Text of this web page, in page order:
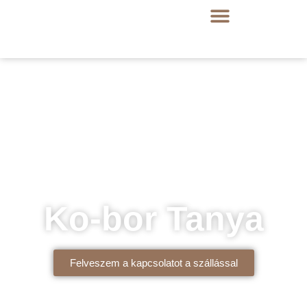
Ko-bor Tanya
Felveszem a kapcsolatot a szállással